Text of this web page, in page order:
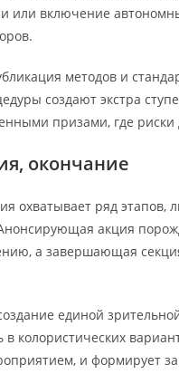
или включение
методов и
создают экстра
призами, где риски
окончание
охватывает ряд
акция
а завершающая
единой
колористических
и формирует